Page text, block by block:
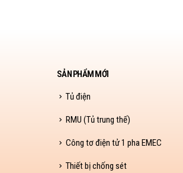
SẢN PHẨM MỚI
Tủ điện
RMU (Tủ trung thế)
Công tơ điện tử 1 pha EMEC
Thiết bị chống sét